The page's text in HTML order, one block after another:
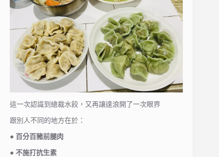
這一次認識到總裁水餃，又再讓達浪開了一次眼界
跟別人不同的地方在於：
● 百分百豬前腿肉
● 不施打抗生素